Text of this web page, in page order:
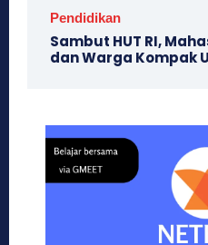
Pendidikan
Sambut HUT RI,
dan Warga Kompak